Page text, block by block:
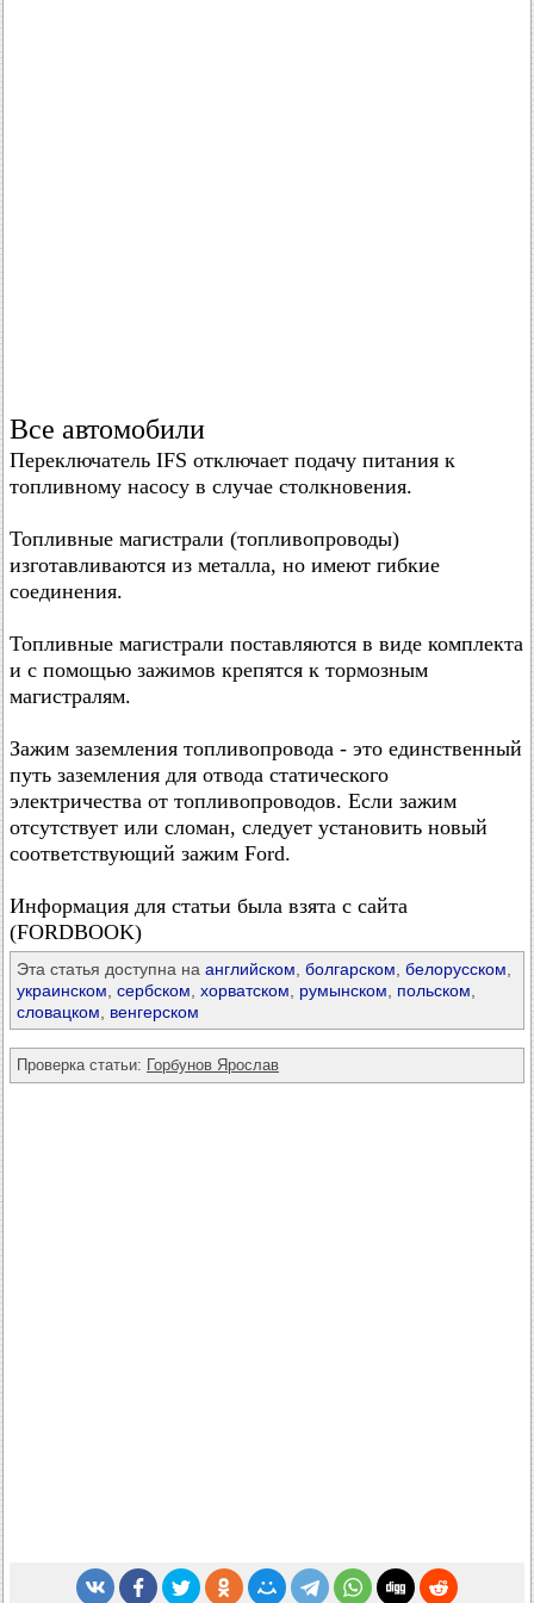
Все автомобили
Переключатель IFS отключает подачу питания к
топливному насосу в случае столкновения.
Топливные магистрали (топливопроводы)
изготавливаются из металла, но имеют гибкие
соединения.
Топливные магистрали поставляются в виде комплекта
и с помощью зажимов крепятся к тормозным
магистралям.
Зажим заземления топливопровода - это единственный
путь заземления для отвода статического
электричества от топливопроводов. Если зажим
отсутствует или сломан, следует установить новый
соответствующий зажим Ford.
Информация для статьи была взята с сайта
(FORDBOOK)
Эта статья доступна на английском болгарском белорусском
украинском сербском хорватском румынском польском
словацком
венгерском
Проверка статьи: Горбунов Ярослав